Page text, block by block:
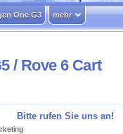
One G3 mehr
/ Rove 6 Cart
Bitte rufen Sie uns an!